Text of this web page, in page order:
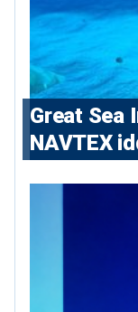
Great Sea
NAVTEX